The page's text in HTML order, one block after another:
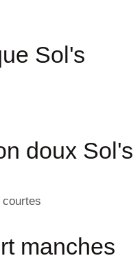
Sol's
doux Sol's
manches